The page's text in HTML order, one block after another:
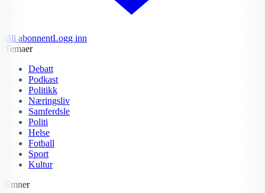
Bli abonnentLogg inn
Temaer
Debatt
Podkast
Politikk
Næringsliv
Samferdsle
Politi
Helse
Fotball
Sport
Kultur
Emner